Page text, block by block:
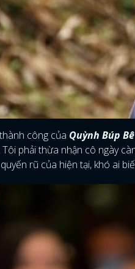
công của Quỳnh Búp Bê
Tôi phải thừa nhận cô ngày
rũ của hiện tại, khó ai